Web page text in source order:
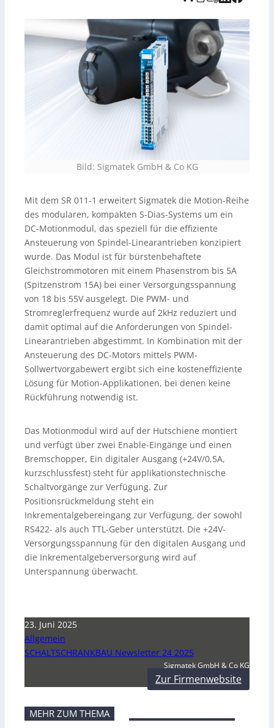
Eingang. Es wird auf der Hutschiene montiert und
Bild: Sigmatek GmbH & Co KG
Mit dem SR 011-1 erweitert Sigmatek die Motion-Reihe
des modularen, kompakten S-Dias-Systems um ein
DC-Motionmodul, das speziell für die effiziente
Ansteuerung von Spindel-Linearantrieben konzipiert
wurde. Das Modul ist für bürstenbehaftete
Gleichstrommotoren mit einem Phasenstrom bis 5A
(Spitzenstrom 15A) bei einer Versorgungsspannung
von 18 bis 55V ausgelegt. Die PWM- und
Stromreglerfrequenz wurde auf 2kHz reduziert und
damit optimal auf die Anforderungen von Spindel-
Linearantrieben abgestimmt. In Kombination mit der
Ansteuerung des DC-Motors mittels PWM-
Sollwertvorgabewert ergibt sich eine kosteneffiziente
Lösung für Motion-Applikationen, bei denen keine
Rückführung notwendig ist.
Das Motionmodul wird auf der Hutschiene montiert
und verfügt über zwei Enable-Eingänge und einen
Bremschopper, Ein digitaler Ausgang (+24V/0,5A,
kurzschlussfest) steht für applikationstechnische
Schaltvorgänge zur Verfügung. Zur
Positionsrückmeldung steht ein
Inkrementalgebereingang zur Verfügung, der sowohl
RS422- als auch TTL-Geber unterstützt. Die +24V-
Versorgungsspannung für den digitalen Ausgang und
die Inkrementalgeberversorgung wird auf
Unterspannung überwacht.
23. Juni 2025
Allgemein
SCHALTSCHRANKBAU Newsletter 24 2025
Sigmatek GmbH & Co KG
Zur Firmenwebsite
MEHR ZUM THEMA